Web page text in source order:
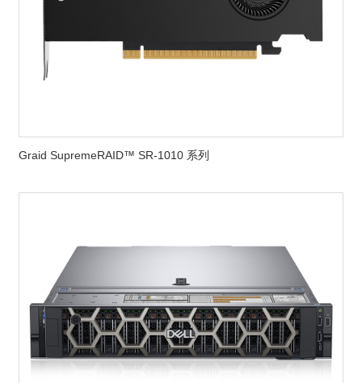
Graid SupremeRAID™ SR-1010 系列